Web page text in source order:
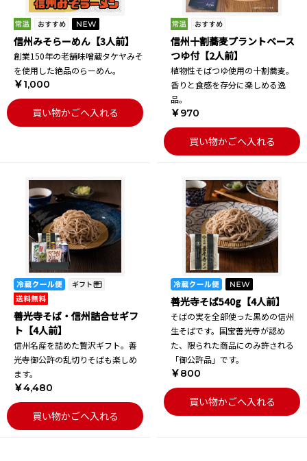
信州みそらーめん【3人前】
創業150年の老舗味噌蔵タケヤみそ
を使用した絶品のらーめん。
￥1,000
買い物かごへ入れる
信州十割蕎麦プラントベース
つゆ付【2人前】
植物性そばつゆ使用の十割蕎麦。
香りと食感を存分に楽しめる逸
品。
￥970
買い物かごへ入れる
善光寺そば・信州詰合せギフ
ト【4人前】
信州名産を詰めた贅沢ギフト。善
光寺御公許の乱切りそばも楽しめ
ます。
￥4,480
買い物かごへ入れる
善光寺そば540g【4人前】
そばの実を全部使った黒めの信州
生そばです。国宝善光寺が認め
た、限られた商品にのみ許される
「御公許品」です。
￥800
買い物かごへ入れる